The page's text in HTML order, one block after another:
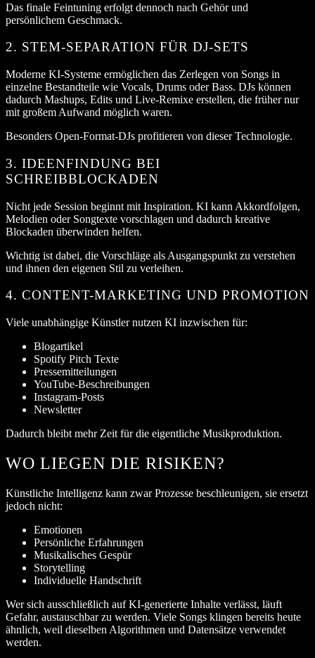
Das finale Feintuning erfolgt dennoch nach Gehör und
persönlichem Geschmack.
2. STEM-SEPARATION FÜR DJ-SETS
Moderne KI-Systeme ermöglichen das Zerlegen von Songs in
einzelne Bestandteile wie Vocals, Drums oder Bass. DJs können
dadurch Mashups, Edits und Live-Remixe erstellen, die früher nur
mit großem Aufwand möglich waren.
Besonders Open-Format-DJs profitieren von dieser Technologie.
3. IDEENFINDUNG BEI
SCHREIBBLOCKADEN
Nicht jede Session beginnt mit Inspiration. KI kann Akkordfolgen,
Melodien oder Songtexte vorschlagen und dadurch kreative
Blockaden überwinden helfen.
Wichtig ist dabei, die Vorschläge als Ausgangspunkt zu verstehen
und ihnen den eigenen Stil zu verleihen.
4. CONTENT-MARKETING UND PROMOTION
Viele unabhängige Künstler nutzen KI inzwischen für:
Blogartikel
Spotify Pitch Texte
Pressemitteilungen
YouTube-Beschreibungen
Instagram-Posts
Newsletter
Dadurch bleibt mehr Zeit für die eigentliche Musikproduktion.
WO LIEGEN DIE RISIKEN?
Künstliche Intelligenz kann zwar Prozesse beschleunigen, sie ersetzt
jedoch nicht:
Emotionen
Persönliche Erfahrungen
Musikalisches Gespür
Storytelling
Individuelle Handschrift
Wer sich ausschließlich auf KI-generierte Inhalte verlässt, läuft
Gefahr, austauschbar zu werden. Viele Songs klingen bereits heute
ähnlich, weil dieselben Algorithmen und Datensätze verwendet
werden.